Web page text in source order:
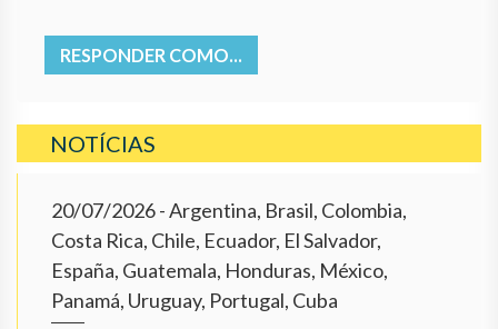
RESPONDER COMO...
NOTÍCIAS
20/07/2026- Argentina, Brasil, Colombia,
Costa Rica, Chile, Ecuador, El Salvador,
España, Guatemala, Honduras, México,
Panamá, Uruguay, Portugal, Cuba